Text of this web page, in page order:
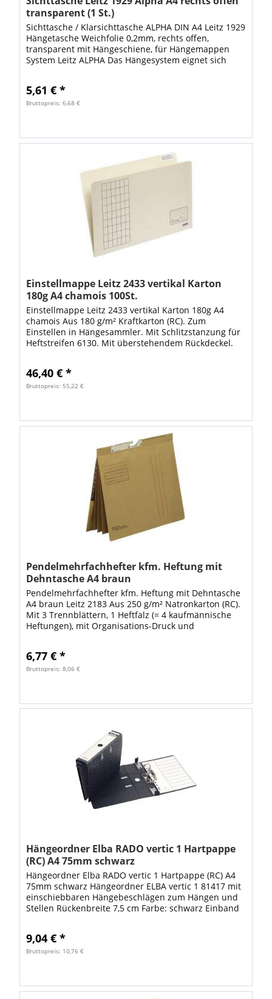
transparent (1 St.)
Sichttasche / Klarsichttasche ALPHA DIN A4 Leitz 1929
Hängetasche Weichfolie 0,2mm, rechts offen,
transparent mit Hängeschiene, für Hängemappen
System Leitz ALPHA Das Hängesystem eignet sich
5,61 € *
Bruttopreis: 6,68 €
Einstellmappe Leitz 2433 vertikal Karton
180g A4 chamois 100St.
Einstellmappe Leitz 2433 vertikal Karton 180g A4
chamois Aus 180 g/m² Kraftkarton (RC). Zum
Einstellen in Hängesammler. Mit Schlitzstanzung für
Heftstreifen 6130. Mit überstehendem Rückdeckel.
46,40 € *
Bruttopreis: 55,22 €
Pendelmehrfachhefter kfm. Heftung mit
Dehntasche A4 braun
Pendelmehrfachhefter kfm. Heftung mit Dehntasche
A4 braun Leitz 2183 Aus 250 g/m² Natronkarton (RC).
Mit 3 Trennblättern, 1 Heftfalz (= 4 kaufmännische
Heftungen), mit Organisations-Druck und
6,77 € *
Bruttopreis: 8,06 €
Hängeordner Elba RADO vertic 1 Hartpappe
(RC) A4 75mm schwarz
Hängeordner Elba RADO vertic 1 Hartpappe (RC) A4
75mm schwarz Hängeordner ELBA vertic 1 81417 mit
einschiebbaren Hängebeschlägen zum Hängen und
Stellen Rückenbreite 7,5 cm Farbe: schwarz Einband
9,04 € *
Bruttopreis: 10,76 €